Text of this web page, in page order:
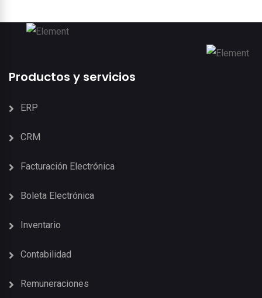
Productos y servicios
ERP
CRM
Facturación Electrónica
Boleta Electrónica
Inventario
Contabilidad
Remuneraciones